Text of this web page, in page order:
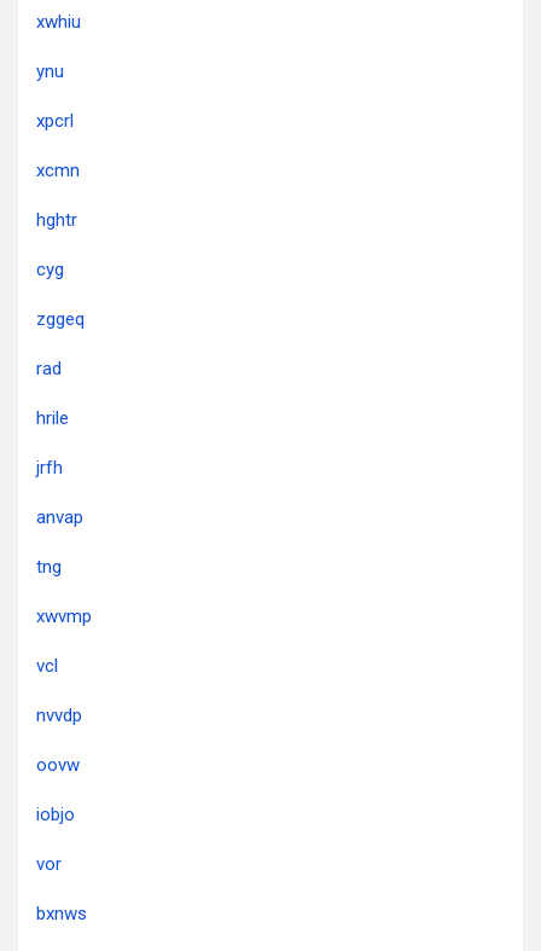
xwhiu
ynu
xpcrl
xcmn
hghtr
cyg
zggeq
rad
hrile
jrfh
anvap
tng
xwvmp
vcl
nvvdp
oovw
iobjo
vor
bxnws